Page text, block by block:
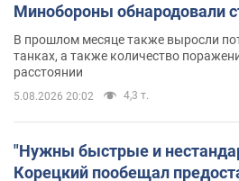
Минобороны обнародовали
В прошлом месяце также выросли
танках, а также количество
расстоянии
5.08.2026 20:02 4,3 т.
"Нужны быстрые и
Корецкий пообещал